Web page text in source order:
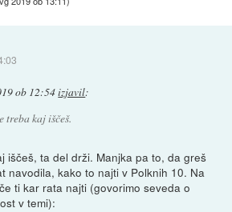
ob 12:54izjavil:
treba kaj iščeš.
iščeš, ta del drži. Manjka pa to, da greš
navodila, kako to najti v Polknih 10. Na
ti kar rata najti (govorimo seveda o
v temi):